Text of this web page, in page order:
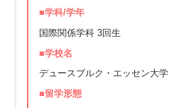
■学科/学年
国際関係学科 3回生
■学校名
デュースブルク・エッセン大学
■留学形態